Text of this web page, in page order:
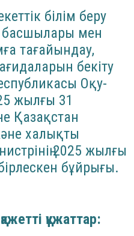
білім беру
басшылары мен
тағайындау,
бекіту
Оқу-
жылғы 31
Қазақстан
халықты
2025 жылғы
бұйрығы.
құжаттар: